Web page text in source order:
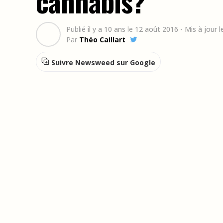
Publié il y a 10 ans le 12 août 2016 - Mis à jour
Par Théo Caillart
Suivre Newsweed sur Google